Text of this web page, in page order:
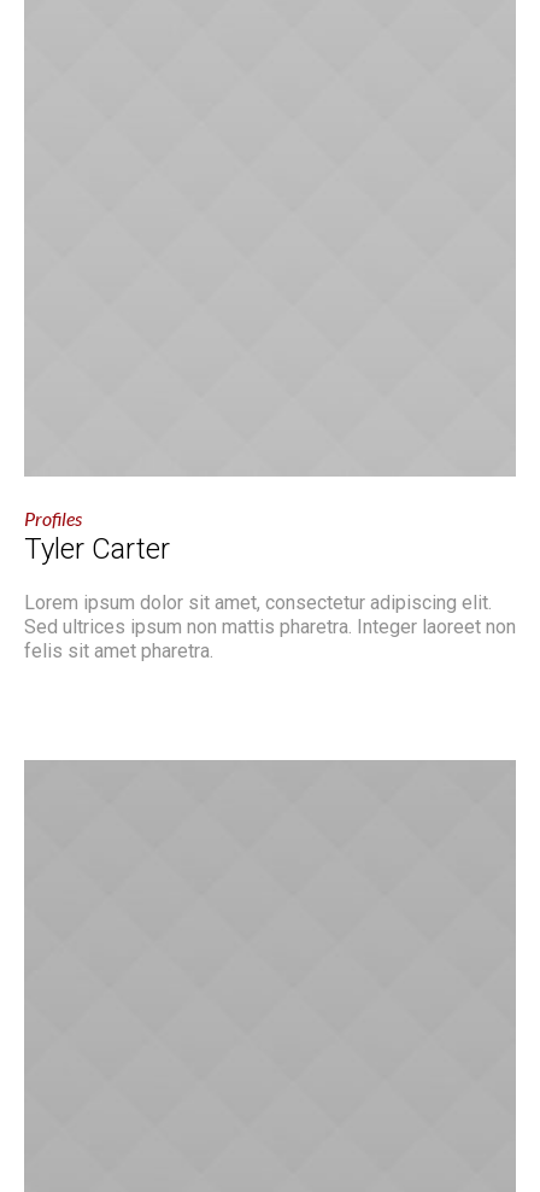
Profiles
Tyler Carter
Lorem ipsum dolor sit amet, consectetur adipiscing elit.
Sed ultrices ipsum non mattis pharetra. Integer laoreet non
felis sit amet pharetra.